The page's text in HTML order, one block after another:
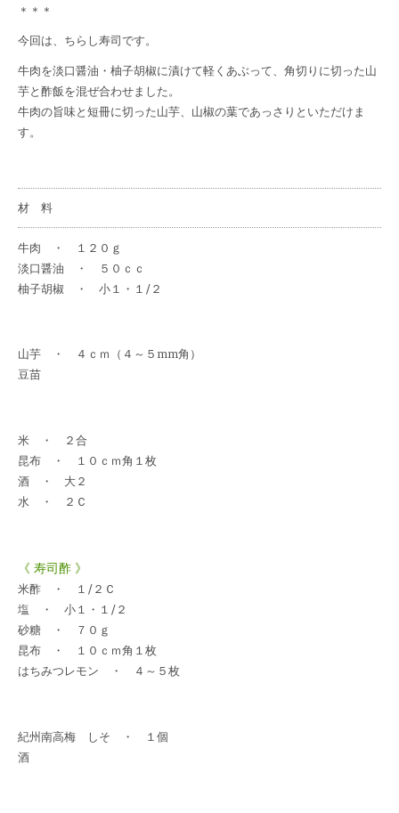
＊＊＊
今回は、ちらし寿司です。
牛肉を淡口醤油・柚子胡椒に漬けて軽くあぶって、角切りに切った山
芋と酢飯を混ぜ合わせました。
牛肉の旨味と短冊に切った山芋、山椒の葉であっさりといただけま
す。
材 料
牛肉 ・ １２０ｇ
淡口醤油 ・ ５０ｃｃ
柚子胡椒 ・ 小１・１/２
山芋 ・ ４ｃｍ（４～５mm角）
豆苗
米 ・ ２合
昆布 ・ １０ｃｍ角１枚
酒 ・ 大２
水 ・ ２Ｃ
《 寿司酢 》
米酢 ・ １/２Ｃ
塩 ・ 小１・１/２
砂糖 ・ ７０ｇ
昆布 ・ １０ｃｍ角１枚
はちみつレモン ・ ４～５枚
紀州南高梅 しそ ・ １個
酒